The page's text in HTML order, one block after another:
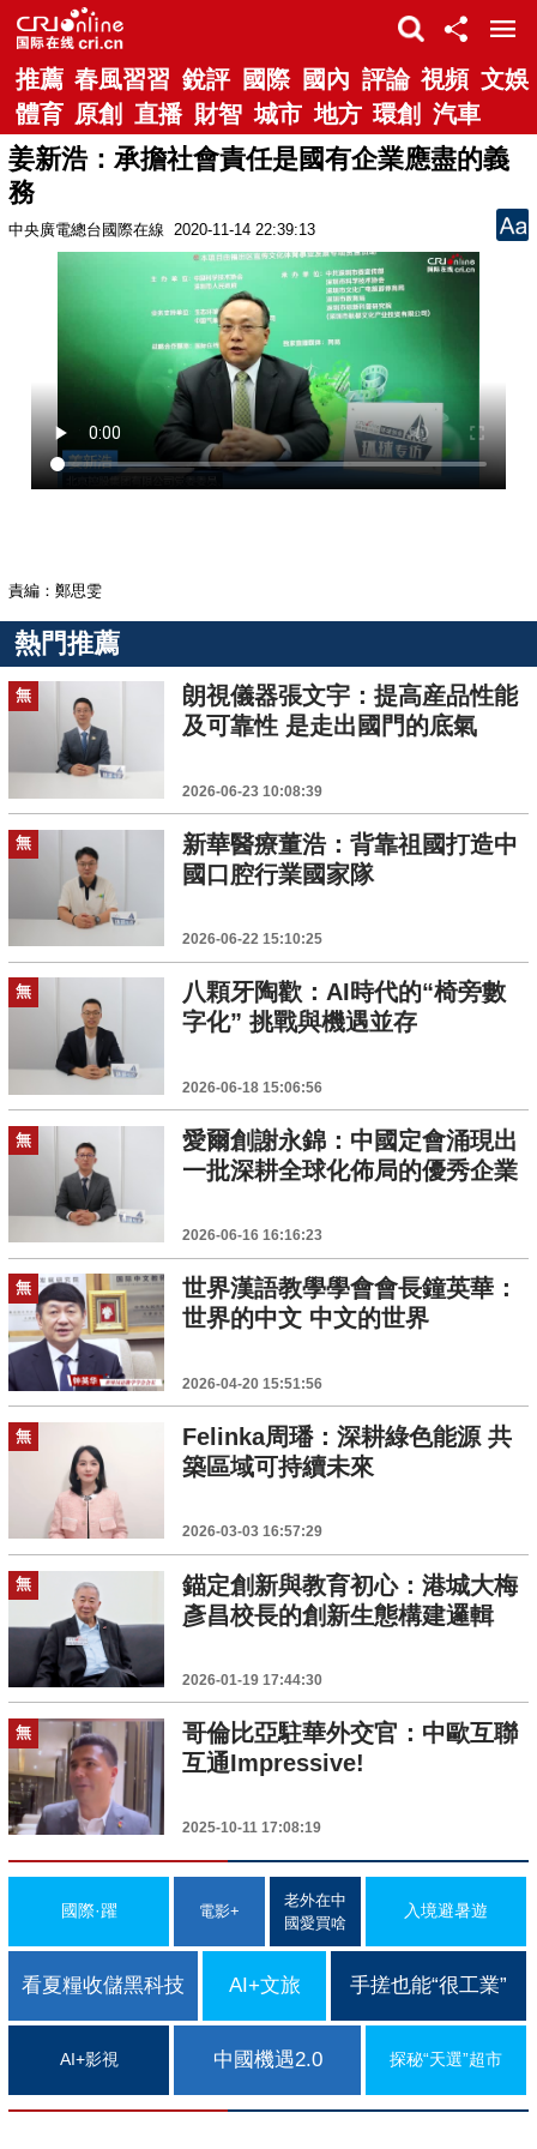
推薦 春風習習 銳評 國際 國內 評論 視頻 文娛
體育 原創 直播 財智 城市 地方 環創 汽車
姜新浩：承擔社會責任是國有企業應盡的義
務
中央廣電總台國際在線 2020-11-14 22:39:13
責編：鄭思雯
熱門推薦
無
朗視儀器張文宇：提高産品性能
及可靠性 是走出國門的底氣
2026-06-23 10:08:39
無
新華醫療董浩：背靠祖國打造中
國口腔行業國家隊
2026-06-22 15:10:25
無
八顆牙陶歡：AI時代的“椅旁數
字化” 挑戰與機遇並存
2026-06-18 15:06:56
無
愛爾創謝永錦：中國定會涌現出
一批深耕全球化佈局的優秀企業
2026-06-16 16:16:23
無
世界漢語教學學會會長鐘英華：
世界的中文 中文的世界
2026-04-20 15:51:56
無
Felinka周璠：深耕綠色能源 共
築區域可持續未來
2026-03-03 16:57:29
無
錨定創新與教育初心：港城大梅
彥昌校長的創新生態構建邏輯
2026-01-19 17:44:30
無
哥倫比亞駐華外交官：中歐互聯
互通Impressive!
2025-10-11 17:08:19
國際·躍 電影+
老外在中
國愛買啥
入境避暑遊
看夏糧收儲黑科技 AI+文旅 手搓也能“很工業”
AI+影視 中國機遇2.0 探秘“天選”超市